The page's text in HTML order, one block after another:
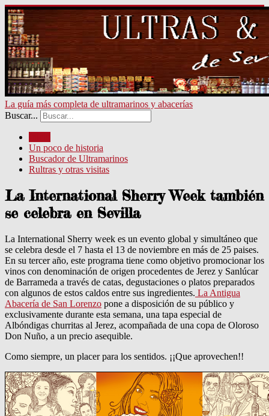
La guía más completa de ultramarinos y abacerías
Buscar...
Un poco de historia
Buscador de Ultramarinos
Rultras y otras visitas
La International Sherry Week también
se celebra en Sevilla
La International Sherry week es un evento global y simultáneo que
se celebra desde el 7 hasta el 13 de noviembre en más de 25 paises.
En su tercer año, este programa tiene como objetivo promocionar los
vinos con denominación de origen procedentes de Jerez y Sanlúcar
de Barrameda a través de catas, degustaciones o platos preparados
con algunos de estos caldos entre sus ingredientes. La Antigua
Abacería de San Lorenzo pone a disposición de su público y
exclusivamente durante esta semana, una tapa especial de
Albóndigas churritas al Jerez, acompañada de una copa de Oloroso
Don Nuño, a un precio asequible.
Como siempre, un placer para los sentidos. ¡¡Que aprovechen!!